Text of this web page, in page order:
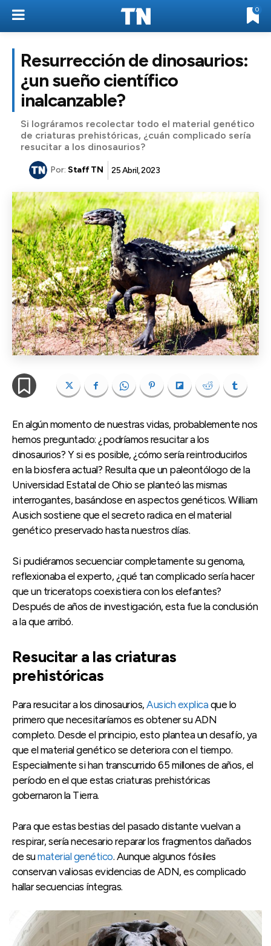
0
Resurrección de dinosaurios:
¿un sueño científico
inalcanzable?
Si lográramos recolectar todo el material genético
de criaturas prehistóricas, ¿cuán complicado sería
resucitar a los dinosaurios?
Por: Staff TN 25 Abril, 2023
En algún momento de nuestras vidas, probablemente nos
hemos preguntado: ¿podríamos resucitar a los
dinosaurios? Y si es posible, ¿cómo sería reintroducirlos
en la biosfera actual? Resulta que un paleontólogo de la
Universidad Estatal de Ohio se planteó las mismas
interrogantes, basándose en aspectos genéticos. William
Ausich sostiene que el secreto radica en el material
genético preservado hasta nuestros días.
Si pudiéramos secuenciar completamente su genoma,
reflexionaba el experto, ¿qué tan complicado sería hacer
que un triceratops coexistiera con los elefantes?
Después de años de investigación, esta fue la conclusión
a la que arribó.
Resucitar a las criaturas
prehistóricas
Para resucitar a los dinosaurios, Ausich explica que lo
primero que necesitaríamos es obtener su ADN
completo. Desde el principio, esto plantea un desafío, ya
que el material genético se deteriora con el tiempo.
Especialmente si han transcurrido 65 millones de años, el
período en el que estas criaturas prehistóricas
gobernaron la Tierra.
Para que estas bestias del pasado distante vuelvan a
respirar, sería necesario reparar los fragmentos dañados
de sumaterial genético. Aunque algunos fósiles
conservan valiosas evidencias de ADN, es complicado
hallar secuencias íntegras.